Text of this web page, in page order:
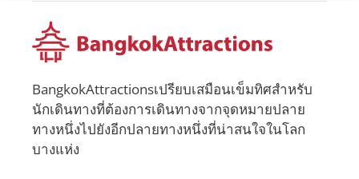
BangkokAttractionsเปรียบเสมือนเข็มทิศสำหรับ
นักเดินทางที่ต้องการเดินทางจากจุดหมายปลาย
ทางหนึ่งไปยังอีกปลายทางหนึ่งที่น่าสนใจในโลก
บางแห่ง